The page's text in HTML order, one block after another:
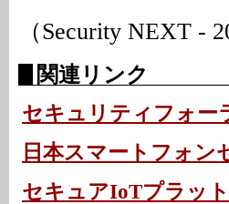
（Security NEXT -
関連リンク
セキュリティフォー
日本スマートフォン
セキュアIoTプラッ